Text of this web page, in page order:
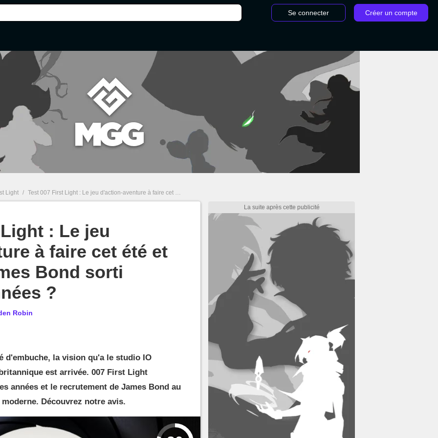
Se connecter Créer un compte
Light / Test 007 First Light : Le jeu d'action-aventure à faire cet été et le meilleur James Bond sorti depuis des années ?
: Le jeu
à faire cet été et
Bond sorti
?
Robin
d'embuche, la vision qu'a le studio IO
est arrivée. 007 First Light
années et le recrutement de James Bond au
Découvrez notre avis.